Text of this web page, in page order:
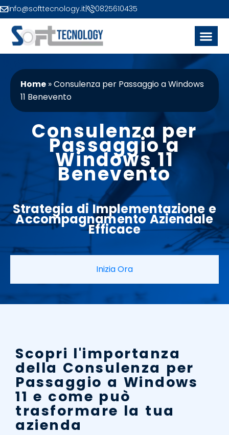
info@softtecnology.it 0825610435
Home »Consulenza per Passaggio a Windows
11 Benevento
Consulenza per
Passaggio a
Windows 11
Benevento
Strategia di Implementazione e
Accompagnamento Aziendale
Efficace
Inizia Ora
Scopri l'importanza
della Consulenza per
Passaggio a Windows
11 e come può
trasformare la tua
azienda